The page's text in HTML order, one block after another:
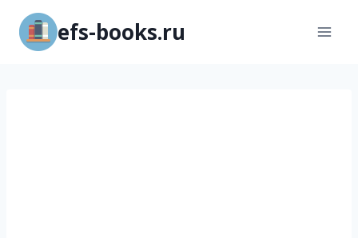
Перейти
содержимому
efs-books.ru